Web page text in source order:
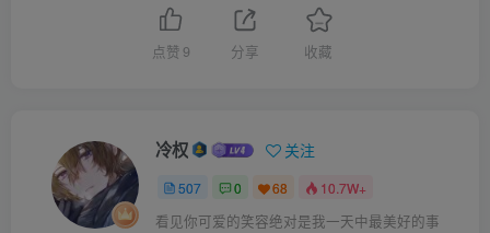
点赞 9 分享 收藏
冷权 关注
507 0 68 10.7W+
看见你可爱的笑容绝对是我一天中最美好的事